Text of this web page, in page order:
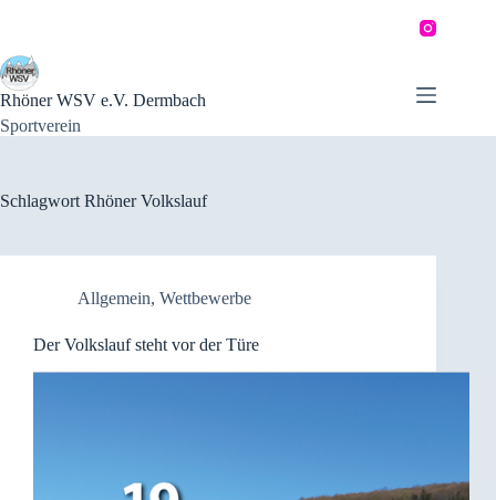
Rhöner WSV e.V. Dermbach
Sportverein
Schlagwort Rhöner Volkslauf
Allgemein, Wettbewerbe
Der Volkslauf steht vor der Türe